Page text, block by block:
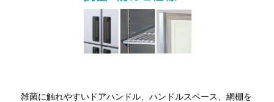
雑菌に触れやすいドアハンドル、ハンドルスペース、網棚を